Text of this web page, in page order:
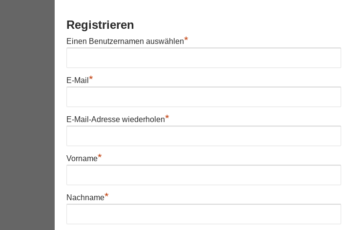
Registrieren
Einen Benutzernamen auswählen*
E-Mail *
E-Mail-Adresse wiederholen*
Vorname*
Nachname*